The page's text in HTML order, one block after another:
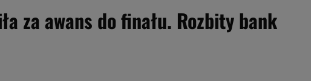
za awans do finału. Rozbity bank
i Agora S.A. możemy przetwarzać dane osobowe w następujących celach:
usług.